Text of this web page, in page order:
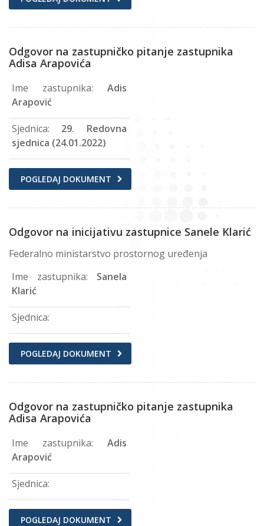
Odgovor na zastupničko pitanje zastupnika
Adisa Arapovića
Ime zastupnika: Adis
Arapović
Sjednica: 29. Redovna
sjednica (24.01.2022)
POGLEDAJ DOKUMENT
Odgovor na inicijativu zastupnice Sanele Klarić
Federalno ministarstvo prostornog uređenja
Ime zastupnika: Sanela
Klarić
Sjednica:
POGLEDAJ DOKUMENT
Odgovor na zastupničko pitanje zastupnika
Adisa Arapovića
Ime zastupnika: Adis
Arapović
Sjednica:
POGLEDAJ DOKUMENT